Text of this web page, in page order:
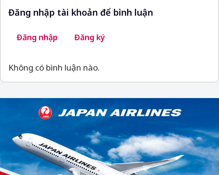
Đăng nhập tài khoản để bình luận
Đăng nhập Đăng ký
Không có bình luận nào.